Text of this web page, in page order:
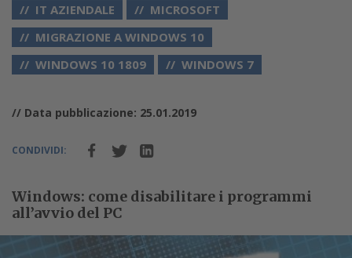
IT AZIENDALE
MICROSOFT
MIGRAZIONE A WINDOWS 10
WINDOWS 10 1809
WINDOWS 7
// Data pubblicazione: 25.01.2019
CONDIVIDI:
Windows: come disabilitare i programmi
all’avvio del PC